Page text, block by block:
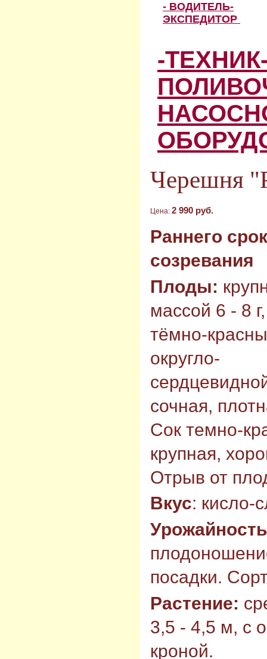
- ВОДИТЕЛЬ-
ЭКСПЕДИТОР
-
Черешня
Цена: 2 990 руб.
Раннего
созревания
Плоды:
массой 6 - 8 г,
тёмно-
округло-
сочная,
Сок темно-
крупная,
Отрыв от
Вкус: кисло-
Урожайность
посадки.
Растение:
3,5 - 4,5 м, с
кроной.